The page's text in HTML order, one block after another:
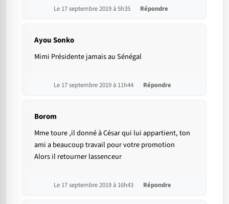
Le 17 septembre 2019 à 5h35 Répondre
Ayou Sonko
Mimi Présidente jamais au Sénégal
Le 17 septembre 2019 à 11h44 Répondre
Borom
Mme toure ,il donné à César qui lui appartient, ton
ami a beaucoup travail pour votre promotion
Alors il retourner lassenceur
Le 17 septembre 2019 à 16h43 Répondre